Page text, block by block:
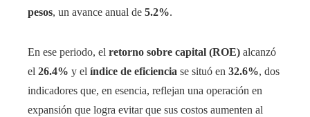
pesos, un avance anual de 5.2%.
En ese periodo, el retorno sobre capital (ROE) alcanzó
el 26.4% y el índice de eficiencia se situó en 32.6%, dos
indicadores que, en esencia, reflejan una operación en
expansión que logra evitar que sus costos aumenten al